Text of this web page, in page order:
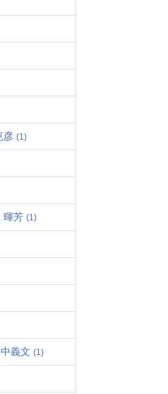
彦 (1)
暉芳 (1)
義文 (1)